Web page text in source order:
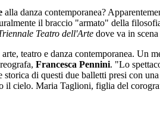
alla danza contemporanea?
il braccio "armato" della
Teatro dell'Arte dove va in scena
teatro e danza contemporanea. Un
Francesca Pennini. "Lo
di questi due balletti presi con
il cielo. Maria Taglioni, figlia del